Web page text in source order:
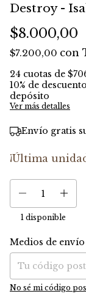
Destroy -
$8.000,00
$7.200,00 con
24 cuotas de
10% de descuento
depósito
Ver más detalles
Envío gratis
¡Última
1 disponible
Entregas para el CP:
Medios de envío
No sé mi código